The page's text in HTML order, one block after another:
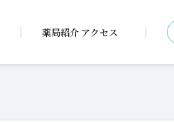
薬局紹介 アクセス